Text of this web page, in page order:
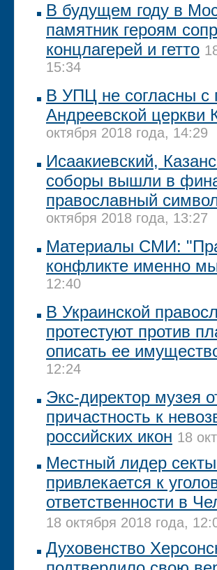
В будущем году в
памятник героям
концлагерей и гетто
15:34
В УПЦ не согласны с
Андреевской церкви
октября 2018 года, 14:29
Исаакиевский,
соборы вышли в
православный
октября 2018 года, 13:27
Материалы СМИ:
конфликте именно
12:40
В Украинской
протестуют против
описать ее
12:24
Экс-директор музея
причастность к
российских икон 18
Местный лидер
привлекается к
ответственности в
18 октября 2018 года,
Духовенство